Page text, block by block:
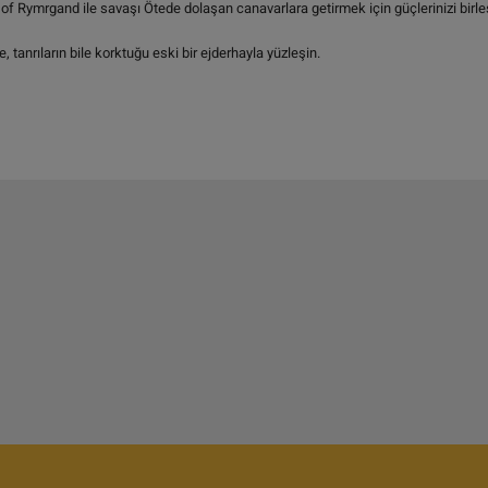
Rymrgand ile savaşı Ötede dolaşan canavarlara getirmek için güçlerinizi
tanrıların bile korktuğu eski bir ejderhayla yüzleşin.